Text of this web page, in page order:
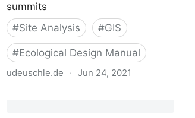
summits
#Site Analysis #GIS
#Ecological Design Manual
udeuschle.de · Jun 24, 2021